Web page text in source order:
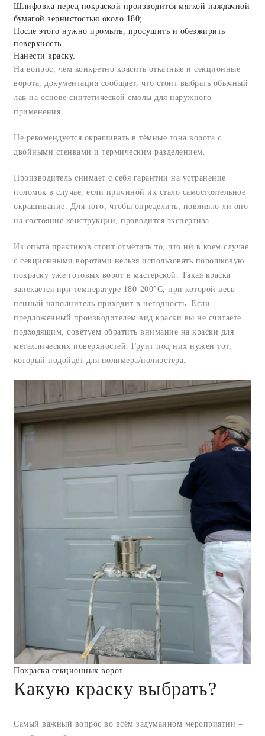
Шлифовка перед покраской производится мягкой наждачной
бумагой зернистостью около 180;
После этого нужно промыть, просушить и обезжирить
поверхность.
Нанести краску.
На вопрос, чем конкретно красить откатные и секционные
ворота, документация сообщает, что стоит выбрать обычный
лак на основе синтетической смолы для наружного
применения.
Не рекомендуется окрашивать в тёмные тона ворота с
двойными стенками и термическим разделением.
Производитель снимает с себя гарантии на устранение
поломок в случае, если причиной их стало самостоятельное
окрашивание. Для того, чтобы определить, повлияло ли оно
на состояние конструкции, проводится экспертиза.
Из опыта практиков стоит отметить то, что ни в коем случае
с секционными воротами нельзя использовать порошковую
покраску уже готовых ворот в мастерской. Такая краска
запекается при температуре 180-200°С, при которой весь
пенный наполнитель приходит в негодность. Если
предложенный производителем вид краски вы не считаете
подходящим, советуем обратить внимание на краски для
металлических поверхностей. Грунт под них нужен тот,
который подойдёт для полимера/полиэстера.
Покраска секционных ворот
Какую краску выбрать?
Самый важный вопрос во всём задуманном мероприятии –